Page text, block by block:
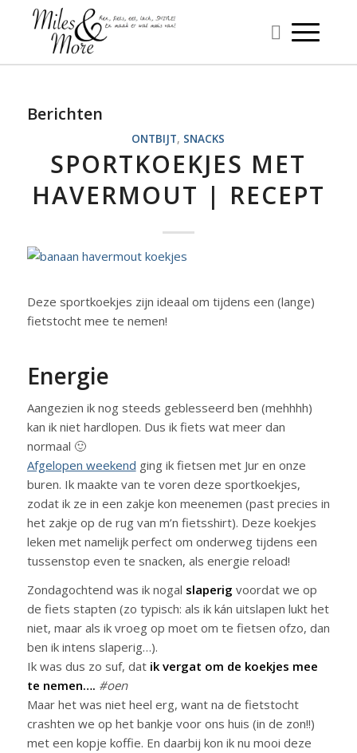
Berichten
ONTBIJT, SNACKS
SPORTKOEKJES MET
HAVERMOUT | RECEPT
Deze sportkoekjes zijn ideaal om tijdens een (lange)
fietstocht mee te nemen!
Energie
Aangezien ik nog steeds geblesseerd ben (mehhhh)
kan ik niet hardlopen. Dus ik fiets wat meer dan
normaal 🙂
Afgelopen weekend ging ik fietsen met Jur en onze
buren. Ik maakte van te voren deze sportkoekjes,
zodat ik ze in een zakje kon meenemen (past precies in
het zakje op de rug van m’n fietsshirt). Deze koekjes
leken met namelijk perfect om onderweg tijdens een
tussenstop even te snacken, als energie reload!
Zondagochtend was ik nogal slaperig voordat we op
de fiets stapten (zo typisch: als ik kán uitslapen lukt het
niet, maar als ik vroeg op moet om te fietsen ofzo, dan
ben ik intens slaperig…).
Ik was dus zo suf, dat ik vergat om de koekjes mee
te nemen…. #oen
Maar het was niet heel erg, want na de fietstocht
crashten we op het bankje voor ons huis (in de zon!!)
met een kopje koffie. En daarbij kon ik nu mooi deze